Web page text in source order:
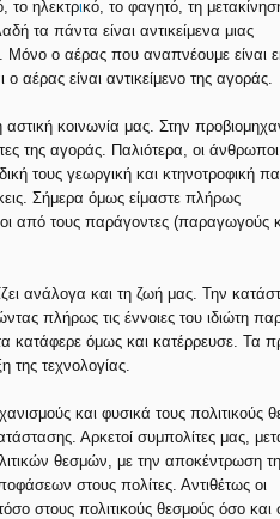
το ηλεκτρικό, το φαγητό, τη
τα πάντα είναι αντικείμενα μιας
Μόνο ο αέρας που αναπνέουμε είναι
είναι αντικείμενο της αγοράς.
αστική κοινωνία μας. Στην
της αγοράς. Παλιότερα, οι
τους γεωργική και κτηνοτροφική
Σήμερα όμως είμαστε πλήρως
από τους παράγοντες (παραγωγούς
ανάλογα και τη ζωή μας. Την
πλήρως τις έννοιες του ιδιώτη
κατάφερε όμως και κατέρρευσε. Τα
της τεχνολογίας.
και φυσικά τους πολιτικούς
Αρκετοί συμπολίτες μας,
θεσμών, με την αποκέντρωση
στους πολίτες. Αντιθέτως οι
στους πολιτικούς θεσμούς όσο και